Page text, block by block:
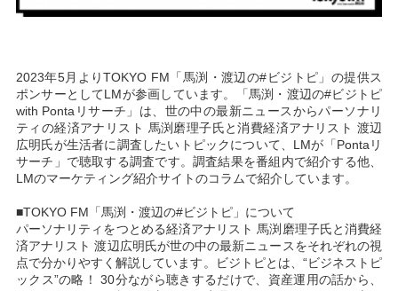
2023年5月よりTOKYO FM「馬渕・渡辺の#ビジトピ」の提供ス
ポンサーとしてLMが参画しています。「馬渕・渡辺の#ビジトピ
with Pontaリサーチ」は、世の中の最新ニュースからパーソナリ
ティの経済アナリスト 馬渕磨理子氏と消費経済アナリスト 渡辺
広明氏が生活者に調査したいトピックについて、LMが「Pontaリ
サーチ」で聴取する調査です。調査結果を番組内で紹介する他、
LMのマーケティング紹介サイトのコラムで紹介しています。
■TOKYO FM「馬渕・渡辺の#ビジトピ」について
パーソナリティをつとめる経済アナリスト 馬渕磨理子氏と消費経
済アナリスト 渡辺広明氏が世の中の最新ニュースをそれぞれの視
点で分かりやすく解説しています。ビジトピとは、“ビジネストピ
ックス”の略！ 30分ながら聴きするだけで、資産運用の話から、